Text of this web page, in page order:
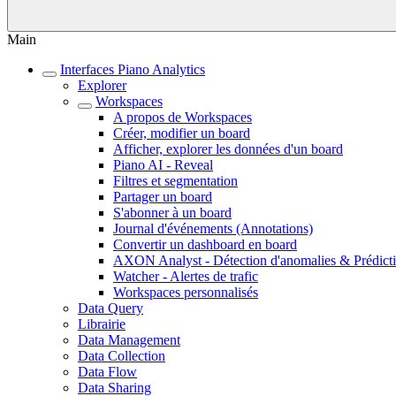
Main
Interfaces Piano Analytics
Explorer
Workspaces
A propos de Workspaces
Créer, modifier un board
Afficher, explorer les données d'un board
Piano AI - Reveal
Filtres et segmentation
Partager un board
S'abonner à un board
Journal d'événements (Annotations)
Convertir un dashboard en board
AXON Analyst - Détection d'anomalies &
Watcher - Alertes de trafic
Workspaces personnalisés
Data Query
Librairie
Data Management
Data Collection
Data Flow
Data Sharing